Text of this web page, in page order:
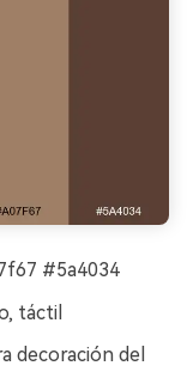
#5a4034
táctil
decoración del